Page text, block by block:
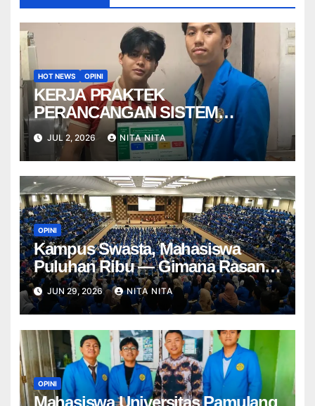
HOT NEWS OPINI
KERJA PRAKTEK
PERANCANGAN SISTEM
PENDUKUNG KEPUTUSAN
MENENTUKAN SUPPLIER
TELUR TERBAIK BERBASIS
WEBSITE DI KUMO CAKE
JUL 2, 2026 NITA NITA
OPINI
Kampus Swasta, Mahasiswa
Puluhan Ribu — Gimana Rasanya
Jadi “Anak UNPAM”?
JUN 29, 2026 NITA NITA
OPINI